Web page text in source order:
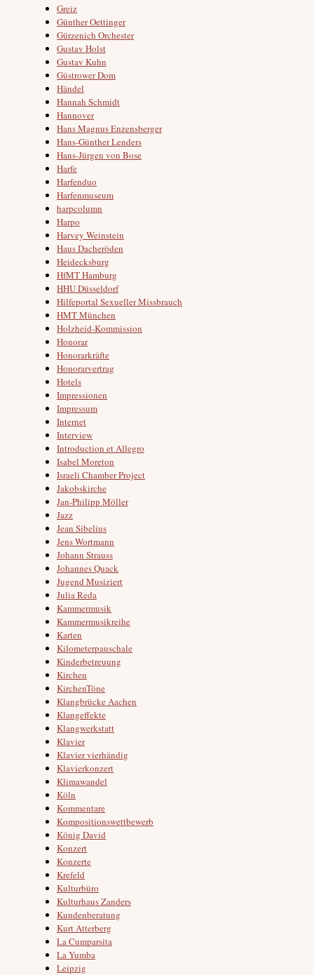
Greiz
Günther Oettinger
Gürzenich Orchester
Gustav Holst
Gustav Kuhn
Güstrower Dom
Händel
Hannah Schmidt
Hannover
Hans Magnus Enzensberger
Hans-Günther Lenders
Hans-Jürgen von Bose
Harfe
Harfenduo
Harfenmuseum
harpcolumn
Harpo
Harvey Weinstein
Haus Dacheröden
Heidecksburg
HfMT Hamburg
HHU Düsseldorf
Hilfeportal Sexueller Missbrauch
HMT München
Holzheid-Kommission
Honorar
Honorarkräfte
Honorarvertrag
Hotels
Impressionen
Impressum
Internet
Interview
Introduction et Allegro
Isabel Moreton
Israeli Chamber Project
Jakobskirche
Jan-Philipp Möller
Jazz
Jean Sibelius
Jens Wortmann
Johann Strauss
Johannes Quack
Jugend Musiziert
Julia Reda
Kammermusik
Kammermusikreihe
Karten
Kilometerpauschale
Kinderbetreuung
Kirchen
KirchenTöne
Klangbrücke Aachen
Klangeffekte
Klangwerkstatt
Klavier
Klavier vierhändig
Klavierkonzert
Klimawandel
Köln
Kommentare
Kompositionswettbewerb
König David
Konzert
Konzerte
Krefeld
Kulturbüro
Kulturhaus Zanders
Kundenberatung
Kurt Atterberg
La Cumparsita
La Yumba
Leipzig